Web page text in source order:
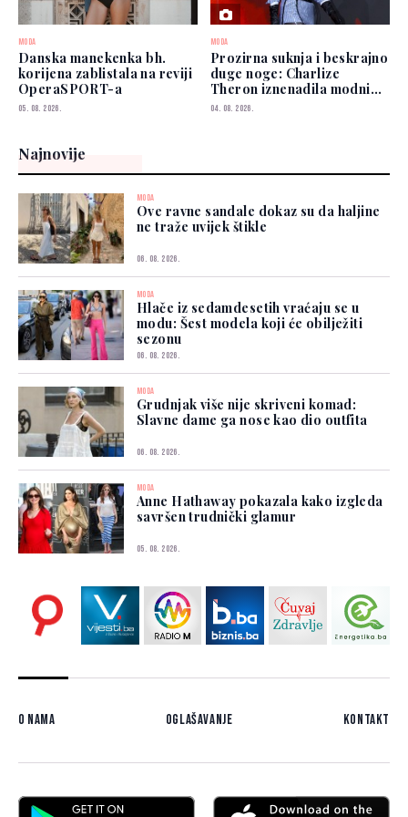
MODA
Danska manekenka bh.
korijena zablistala na reviji
OperaSPORT-a
05. 08. 2026.
MODA
Prozirna suknja i beskrajno
duge noge: Charlize
Theron iznenadila modnim
izborom
04. 08. 2026.
Najnovije
MODA
Ove ravne sandale dokaz su da haljine
ne traže uvijek štikle
06. 08. 2026.
MODA
Hlače iz sedamdesetih vraćaju se u
modu: Šest modela koji će obilježiti
sezonu
06. 08. 2026.
MODA
Grudnjak više nije skriveni komad:
Slavne dame ga nose kao dio outfita
06. 08. 2026.
MODA
Anne Hathaway pokazala kako izgleda
savršen trudnički glamur
05. 08. 2026.
O nama Oglašavanje Kontakt